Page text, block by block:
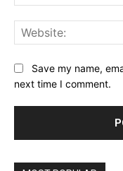
Save my name,
next time I comment.